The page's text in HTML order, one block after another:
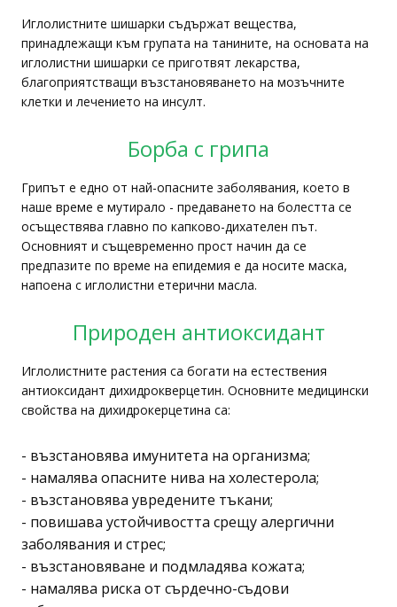
Иглолистните шишарки съдържат вещества,
принадлежащи към групата на танините, на основата на
иглолистни шишарки се приготвят лекарства,
благоприятстващи възстановяването на мозъчните
клетки и лечението на инсулт.
Борба с грипа
Грипът е едно от най-опасните заболявания, което в
наше време е мутирало - предаването на болестта се
осъществява главно по капково-дихателен път.
Основният и същевременно прост начин да се
предпазите по време на епидемия е да носите маска,
напоена с иглолистни етерични масла.
Природен антиоксидант
Иглолистните растения са богати на естествения
антиоксидант дихидрокверцетин. Основните медицински
свойства на дихидрокерцетина са:
- възстановява имунитета на организма;
- намалява опасните нива на холестерола;
- възстановява увредените тъкани;
- повишава устойчивостта срещу алергични
заболявания и стрес;
- възстановяване и подмладява кожата;
- намалява риска от сърдечно-съдови